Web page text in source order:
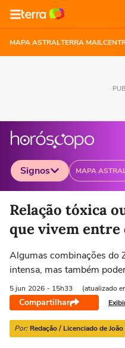
MAPA ASTRALTERRA MAIL
Signos MAPA
Selecione o signo para ver
Áries
21/03 a 20/04
Touro
21/04 a 20/05
Relação tóxica
que vivem entre
Algumas combinações do
intensa, mas também
5 jun 2026 - 15h33 (atualizado
Compartilhar
Por: Redação / Licenciado de